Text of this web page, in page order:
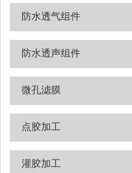
防水透气组件
防水透声组件
微孔滤膜
点胶加工
灌胶加工